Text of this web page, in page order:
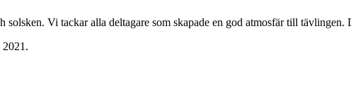
Vi tackar alla deltagare som skapade en god atmosfär till